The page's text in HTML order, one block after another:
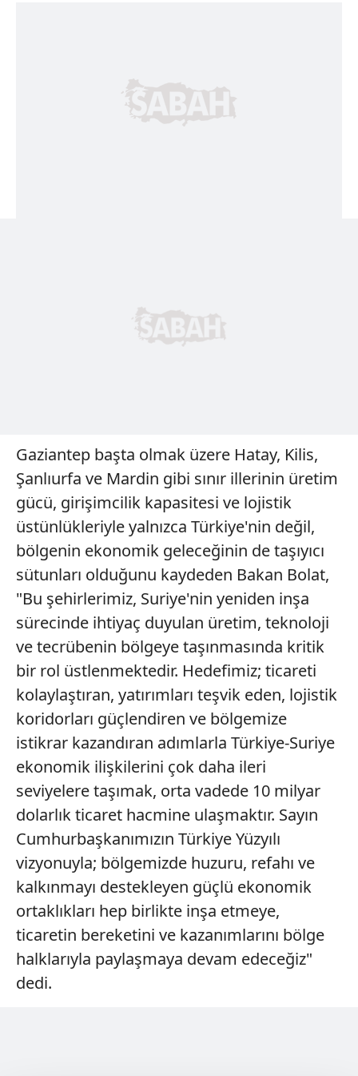
Gaziantep başta olmak üzere Hatay, Kilis,
Şanlıurfa ve Mardin gibi sınır illerinin üretim
gücü, girişimcilik kapasitesi ve lojistik
üstünlükleriyle yalnızca Türkiye'nin değil,
bölgenin ekonomik geleceğinin de taşıyıcı
sütunları olduğunu kaydeden Bakan Bolat,
"Bu şehirlerimiz, Suriye'nin yeniden inşa
sürecinde ihtiyaç duyulan üretim, teknoloji
ve tecrübenin bölgeye taşınmasında kritik
bir rol üstlenmektedir. Hedefimiz; ticareti
kolaylaştıran, yatırımları teşvik eden, lojistik
koridorları güçlendiren ve bölgemize
istikrar kazandıran adımlarla Türkiye-Suriye
ekonomik ilişkilerini çok daha ileri
seviyelere taşımak, orta vadede 10 milyar
dolarlık ticaret hacmine ulaşmaktır. Sayın
Cumhurbaşkanımızın Türkiye Yüzyılı
vizyonuyla; bölgemizde huzuru, refahı ve
kalkınmayı destekleyen güçlü ekonomik
ortaklıkları hep birlikte inşa etmeye,
ticaretin bereketini ve kazanımlarını bölge
halklarıyla paylaşmaya devam edeceğiz"
dedi.